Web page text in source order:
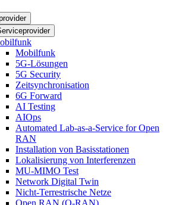
Mobilfunk
5G-Lösungen
5G Security
Zeitsynchronisation
6G Forward
AI Testing
AIOps
Automated Lab-as-a-Service for Open
RAN
Installation von Basisstationen
Lokalisierung von Interferenzen
MU-MIMO Test
Network Digital Twin
Nicht-Terrestrische Netze